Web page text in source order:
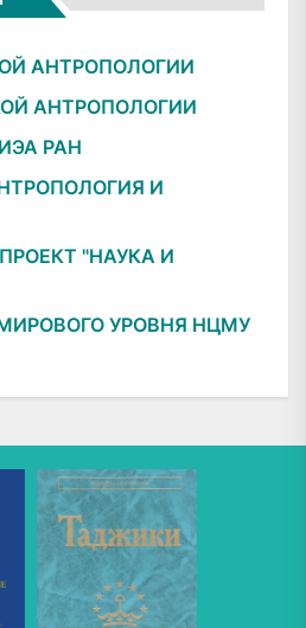
АНТРОПОЛОГИИ
АНТРОПОЛОГИИ
РАН
И
"НАУКА И
УРОВНЯ НЦМУ